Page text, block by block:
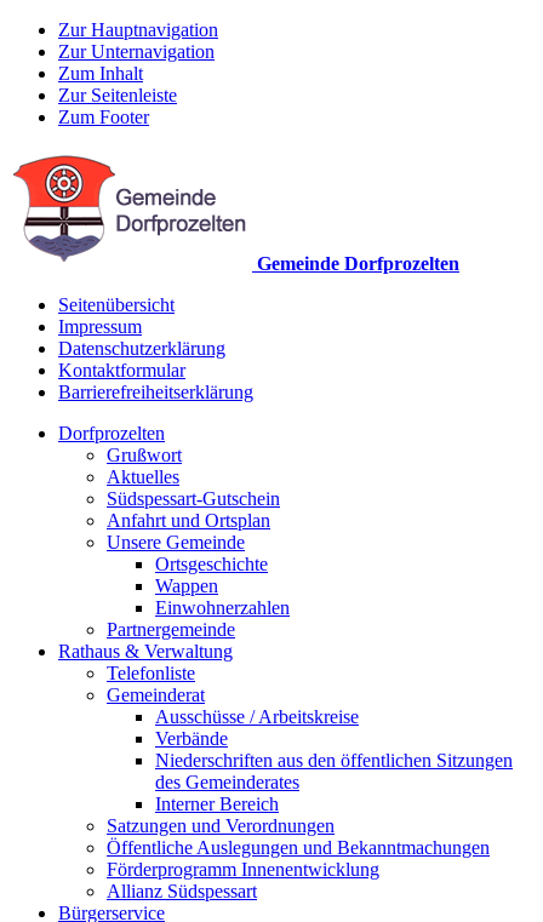
Zur Hauptnavigation
Zur Unternavigation
Zum Inhalt
Zur Seitenleiste
Zum Footer
Gemeinde Dorfprozelten
Seitenübersicht
Impressum
Datenschutzerklärung
Kontaktformular
Barrierefreiheitserklärung
Dorfprozelten
Grußwort
Aktuelles
Südspessart-Gutschein
Anfahrt und Ortsplan
Unsere Gemeinde
Ortsgeschichte
Wappen
Einwohnerzahlen
Partnergemeinde
Rathaus & Verwaltung
Telefonliste
Gemeinderat
Ausschüsse / Arbeitskreise
Verbände
Niederschriften aus den öffentlichen Sitzungen
des Gemeinderates
Interner Bereich
Satzungen und Verordnungen
Öffentliche Auslegungen und Bekanntmachungen
Förderprogramm Innenentwicklung
Allianz Südspessart
Bürgerservice